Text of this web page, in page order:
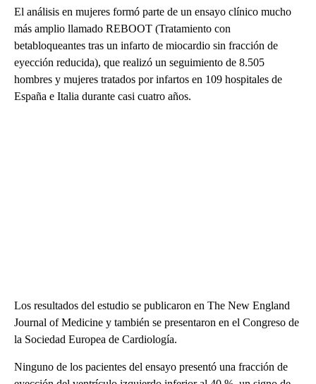
El análisis en mujeres formó parte de un ensayo clínico mucho
más amplio llamado REBOOT (Tratamiento con
betabloqueantes tras un infarto de miocardio sin fracción de
eyección reducida), que realizó un seguimiento de 8.505
hombres y mujeres tratados por infartos en 109 hospitales de
España e Italia durante casi cuatro años.
Los resultados del estudio se publicaron en The New England
Journal of Medicine y también se presentaron en el Congreso de
la Sociedad Europea de Cardiología.
Ninguno de los pacientes del ensayo presentó una fracción de